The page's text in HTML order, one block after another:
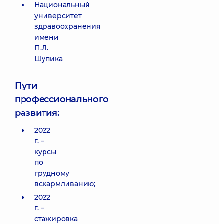
Национальный
университет
здравоохранения
имени
П.Л.
Шупика
Пути
профессионального
развития:
2022
г. –
курсы
по
грудному
вскармливанию;
2022
г. –
стажировка